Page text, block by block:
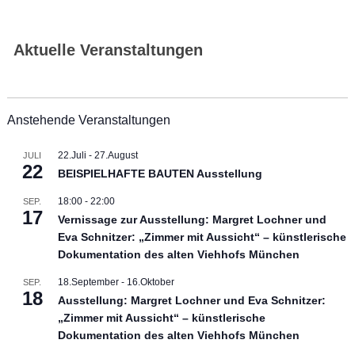
Aktuelle Veranstaltungen
Anstehende Veranstaltungen
JULI
22
22.Juli - 27.August
BEISPIELHAFTE BAUTEN Ausstellung
SEP.
17
18:00- 22:00
Vernissage zur Ausstellung: Margret Lochner und
Eva Schnitzer: „Zimmer mit Aussicht“ – künstlerische
Dokumentation des alten Viehhofs München
SEP.
18
18.September- 16.Oktober
Ausstellung: Margret Lochner und Eva Schnitzer:
„Zimmer mit Aussicht“ – künstlerische
Dokumentation des alten Viehhofs München